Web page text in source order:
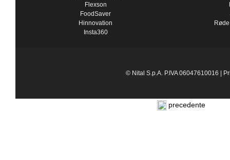
Flexson
FoodSaver
Hinnovation
Insta360
© Nital S.p.A. P.IVA 06047610016 |
precedente